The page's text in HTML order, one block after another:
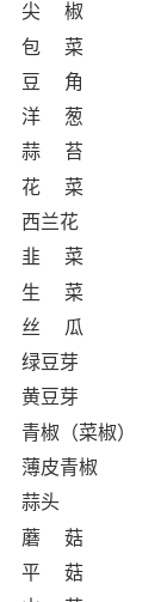
尖 椒
包 菜
豆 角
洋 葱
蒜 苔
花 菜
西兰花
韭 菜
生 菜
丝 瓜
绿豆芽
黄豆芽
青椒（菜椒）
薄皮青椒
蒜头
蘑 菇
平 菇